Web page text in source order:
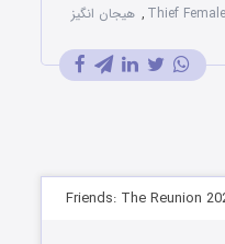
, هیجان انگیز